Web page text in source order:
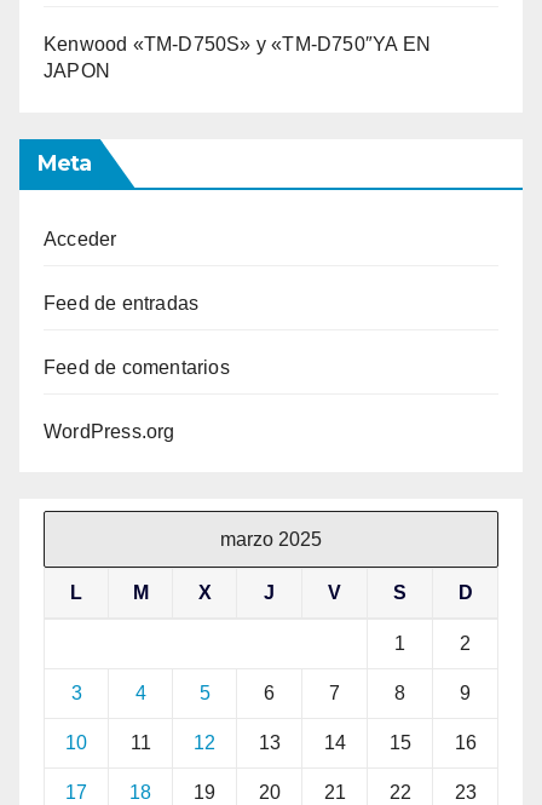
Kenwood «TM-D750S» y «TM-D750″YA EN
JAPON
Meta
Acceder
Feed de entradas
Feed de comentarios
WordPress.org
marzo 2025
L M X J V S D
1 2
3 4 5 6 7 8 9
10 11 12 13 14 15 16
17 18 19 20 21 22 23